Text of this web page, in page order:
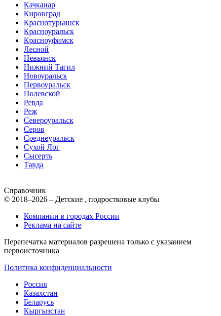
Качканар
Кировград
Краснотурьинск
Красноуральск
Красноуфимск
Лесной
Невьянск
Нижний Тагил
Новоуральск
Первоуральск
Полевской
Ревда
Реж
Североуральск
Серов
Среднеуральск
Сухой Лог
Сысерть
Тавда
Справочник
© 2018–2026 – Детские , подростковые клубы
Компании в городах России
Реклама на сайте
Перепечатка материалов разрешена только с указанием
первоисточника
Политика конфиденциальности
Россия
Казахстан
Беларусь
Кыргызстан